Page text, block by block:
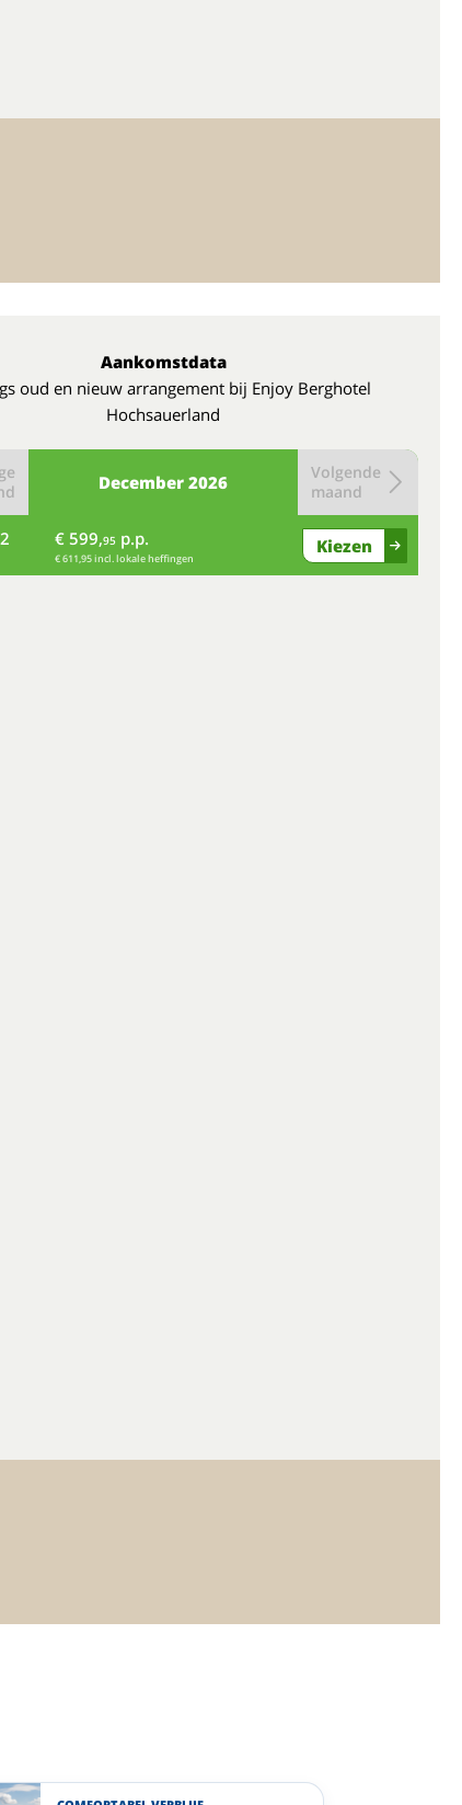
Aankomstdata
oud en nieuw arrangement bij Enjoy Berghotel
Hochsauerland
December 2026
Volgende
maand
€ 599,95 p.p.
€ 611,95 incl. lokale heffingen
Kiezen